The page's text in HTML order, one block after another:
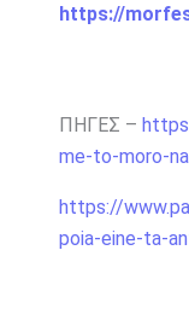
https://
ΠΗΓΕΣ –
me-to-moro-
https://
poia-eine-ta-